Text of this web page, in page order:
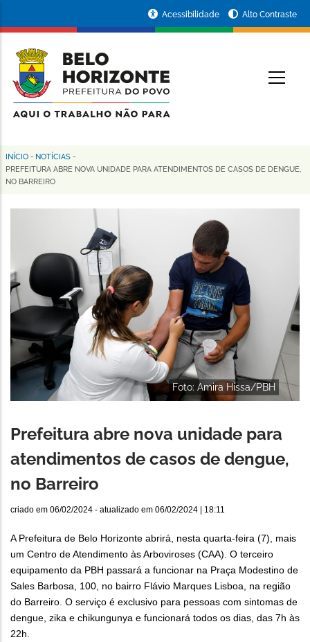
conteúdo
principal
da
Prefeitura
de
Horizonte
Acessibilidade Alto Contraste
Trilha
de
navegação
INÍCIO - NOTÍCIAS -
PREFEITURA ABRE NOVA UNIDADE PARA ATENDIMENTOS DE CASOS DE DENGUE,
NO BARREIRO
Foto: Amira Hissa/PBH
Prefeitura abre nova unidade para
atendimentos de casos de dengue,
no Barreiro
criado em 06/02/2024 - atualizado em 06/02/2024 | 18:11
A Prefeitura de Belo Horizonte abrirá, nesta quarta-feira (7), mais
um Centro de Atendimento às Arboviroses (CAA). O terceiro
equipamento da PBH passará a funcionar na Praça Modestino de
Sales Barbosa, 100, no bairro Flávio Marques Lisboa, na região
do Barreiro. O serviço é exclusivo para pessoas com sintomas de
dengue, zika e chikungunya e funcionará todos os dias, das 7h às
22h.